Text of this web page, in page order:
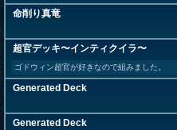
命削り真竜
超官デッキ〜インティクイラ〜
ゴドウィン超官が好きなので組みました。
Generated Deck
Generated Deck